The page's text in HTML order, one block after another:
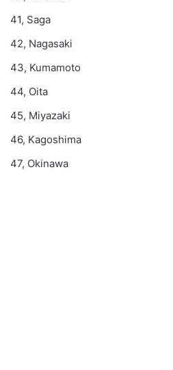
41, Saga
42, Nagasaki
43, Kumamoto
44, Oita
45, Miyazaki
46, Kagoshima
47, Okinawa